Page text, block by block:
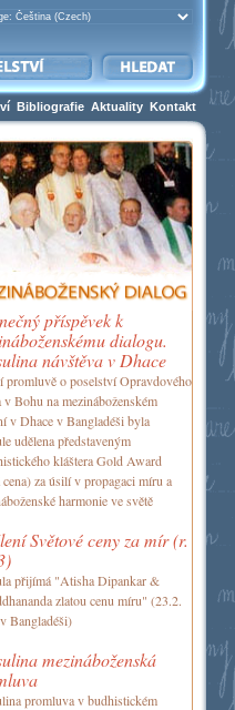
Bibliografie Aktuality Kontakt
příspěvek k
dialogu.
návštěva v Dhace
promluvě o poselství Opravdového
v Bohu na mezináboženském
v Dhace v Bangladéši byla
udělena představeným
kláštera Gold Award
cena) za úsilí v propagaci míru a
harmonie ve světě
Světové ceny za mír (r.
přijímá "Atisha Dipankar &
zlatou cenu míru" (23.2.
Bangladéši)
mezináboženská
promluva v budhistickém